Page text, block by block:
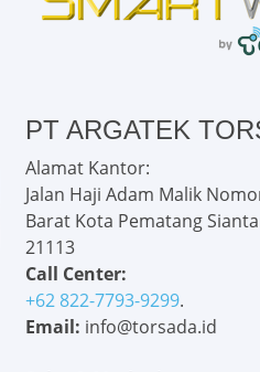
PT ARGATEK
Alamat Kantor:
Jalan Haji Adam Malik
Barat Kota Pematang
21113
Call Center:
+62 822-7793-9299.
Email: info@torsada.id